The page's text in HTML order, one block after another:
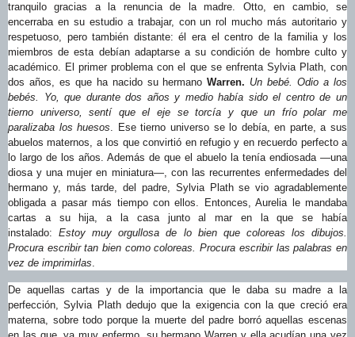
tranquilo gracias a la renuncia de la madre. Otto, en cambio, se
encerraba en su estudio a trabajar, con un rol mucho más autoritario y
respetuoso, pero también distante: él era el centro de la familia y los
miembros de esta debían adaptarse a su condición de hombre culto y
académico. El primer problema con el que se enfrenta Sylvia Plath, con
dos años, es que ha nacido su hermanoWarren. Un bebé. Odio a los
bebés. Yo, que durante dos años y medio había sido el centro de un
tierno universo, sentí que el eje se torcía y que un frío polar me
paralizaba los huesos. Ese tierno universo se lo debía, en parte, a sus
abuelos maternos, a los que convirtió en refugio y en recuerdo perfecto a
lo largo de los años. Además de que el abuelo la tenía endiosada —una
diosa y una mujer en miniatura—, con las recurrentes enfermedades del
hermano y, más tarde, del padre, Sylvia Plath se vio agradablemente
obligada a pasar más tiempo con ellos. Entonces, Aurelia le mandaba
cartas a su hija, a la casa junto al mar en la que se había
instalado:Estoy muy orgullosa de lo bien que coloreas los dibujos.
Procura escribir tan bien como coloreas. Procura escribir las palabras en
vez de imprimirlas.
De aquellas cartas y de la importancia que le daba su madre a la
perfección, Sylvia Plath dedujo que la exigencia con la que creció era
materna, sobre todo porque la muerte del padre borró aquellas escenas